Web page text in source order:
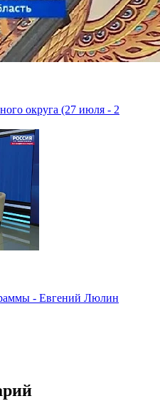
округа (27 июля - 2
- Евгений Люлин